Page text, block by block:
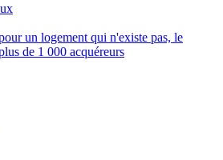
un logement qui n'existe pas, le
de 1 000 acquéreurs